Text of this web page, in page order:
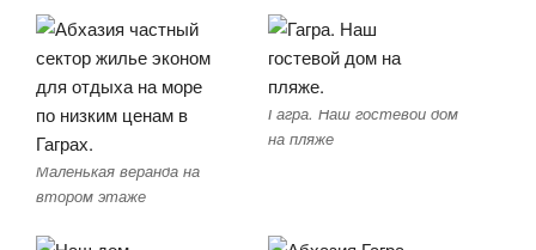
Маленькая веранда на
втором этаже
Гагра. Наш гостевой дом
на пляже